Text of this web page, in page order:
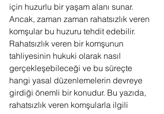
için huzurlu bir yaşam alanı sunar.
Ancak, zaman zaman rahatsızlık veren
komşular bu huzuru tehdit edebilir.
Rahatsızlık veren bir komşunun
tahliyesinin hukuki olarak nasıl
gerçekleşebileceği ve bu süreçte
hangi yasal düzenlemelerin devreye
girdiği önemli bir konudur. Bu yazıda,
rahatsızlık veren komşularla ilgili